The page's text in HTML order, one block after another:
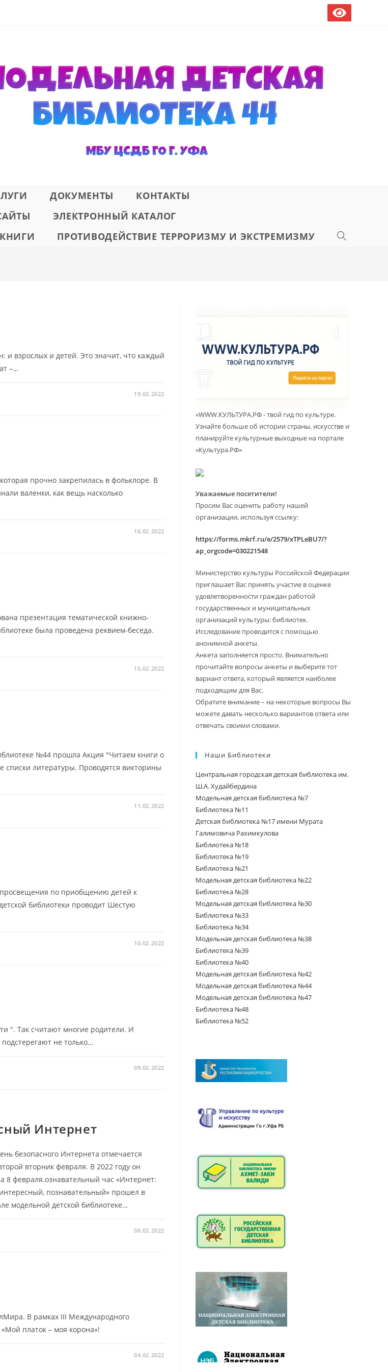
ДОКУМЕНТЫ
КОНТАКТЫ
ЭЛЕКТРОННЫЙ КАТАЛОГ
ПРОТИВОДЕЙСТВИЕ ТЕРРОРИЗМУ И ЭКСТРЕМИЗМУ
«WWW.КУЛЬТУРА.РФ - твой гид по культуре.
Узнайте больше об истории страны, искусстве и
планируйте культурные выходные на портале
«Культура.РФ»
Уважаемые посетители!
Просим Вас оценить работу нашей
организации, используя ссылку:
https://forms.mkrf.ru/e/2579/xTPLeBU7/?
ap_orgcode=030221548
Министерство культуры Российской Федерации
приглашает Вас принять участие в оценке
удовлетворенности граждан работой
государственных и муниципальных
организаций культуры: библиотек.
Исследование проводится с помощью
анонимной анкеты.
Анкета заполняется просто. Внимательно
прочитайте вопросы анкеты и выберите тот
вариант ответа, который является наиболее
подходящим для Вас.
Обратите внимание – на некоторые вопросы Вы
можете давать несколько вариантов ответа или
отвечать своими словами.
Наши Библиотеки
Центральная городская детская библиотека им.
Ш.А. Худайбердина
Модельная детская библиотека №7
Библиотека №11
Детская библиотека №17 имени Мурата
Галимовича Рахимкулова
Библиотека №18
Библиотека №19
Библиотека №21
Модельная детская библиотека №22
Библиотека №28
Модельная детская библиотека №30
Библиотека №33
Библиотека №34
Модельная детская библиотека №38
Библиотека №39
Библиотека №40
Модельная детская библиотека №42
Модельная детская библиотека №44
Модельная детская библиотека №47
Библиотека №48
Библиотека №52
и взрослых и детей. Это значит, что каждый
–…
19.02.2022
прочно закрепилась в фольклоре. В
валенки, как вещь насколько
16.02.2022
презентация тематической книжно-
была проведена реквием-беседа.
15.02.2022
№44 прошла Акция "Читаем книги о
литературы. Проводятся викторины
11.02.2022
просвещения по приобщению детей к
библиотеки проводит Шестую
10.02.2022
". Так считают многие родители. И
не только…
09.02.2022
Интернет
безопасного Интернета отмечается
вторник февраля. В 2022 году он
8 февраля.ознавательный час «Интернет:
познавательный» прошел в
модельной детской библиотеке…
08.02.2022
В рамках III Международного
платок – моя корона»!
04.02.2022